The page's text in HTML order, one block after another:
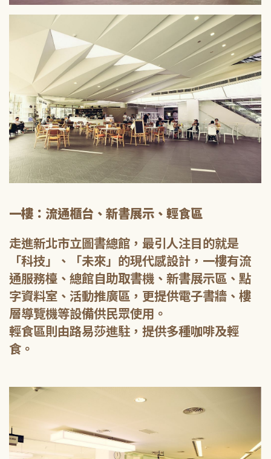
一樓：流通櫃台、新書展示、輕食區
走進新北市立圖書總館，最引人注目的就是
「科技」、「未來」的現代感設計，一樓有流
通服務檯、總館自助取書機、新書展示區、點
字資料室、活動推廣區，更提供電子書牆、樓
層導覽機等設備供民眾使用。
輕食區則由路易莎進駐，提供多種咖啡及輕
食。